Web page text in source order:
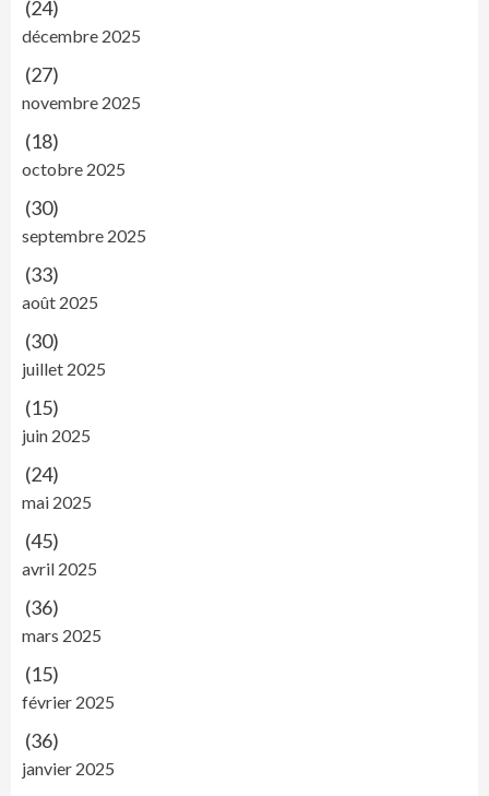
(24)
décembre 2025
(27)
novembre 2025
(18)
octobre 2025
(30)
septembre 2025
(33)
août 2025
(30)
juillet 2025
(15)
juin 2025
(24)
mai 2025
(45)
avril 2025
(36)
mars 2025
(15)
février 2025
(36)
janvier 2025